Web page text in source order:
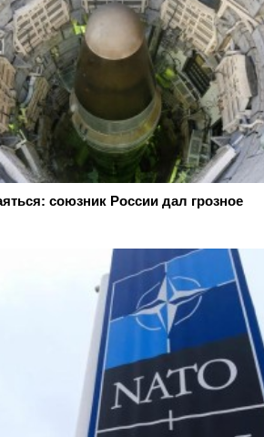
союзник России дал грозное